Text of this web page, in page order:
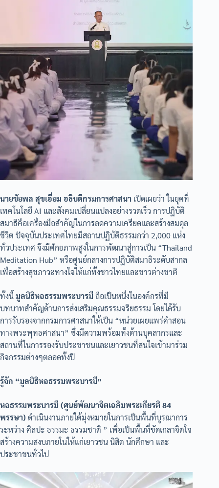
นายชัยพล สุขเอี่ยม อธิบดีกรมการศาสนา เปิดเผยว่า ในยุคที่
เทคโนโลยี AI และสังคมเปลี่ยนแปลงอย่างรวดเร็ว การปฏิบัติ
สมาธิคือเครื่องมือสำคัญในการลดความเครียดและสร้างสมดุล
ชีวิต ปัจจุบันประเทศไทยมีสถานปฏิบัติธรรมกว่า 2,000 แห่ง
ทั่วประเทศ จึงมีศักยภาพสูงในการพัฒนาสู่การเป็น “Thailand
Meditation Hub” หรือศูนย์กลางการปฏิบัติสมาธิระดับสากล
เพื่อสร้างสุขภาวะทางใจให้แก่ทั้งชาวไทยและชาวต่างชาติ
ทั้งนี้มูลนิธิหอธรรมพระบารมี ถือเป็นหนึ่งในองค์กรที่มี
บทบาทสำคัญด้านการส่งเสริมคุณธรรมจริยธรรม โดยได้รับ
การรับรองจากกรมการศาสนาให้เป็น “หน่วยเผยแพร่คำสอน
ทางพระพุทธศาสนา” ซึ่งมีความพร้อมทั้งด้านบุคลากรและ
สถานที่ในการรองรับประชาชนและเยาวชนที่สนใจเข้ามาร่วม
กิจกรรมต่างๆตลอดทั้งปี
รู้จัก “มูลนิธิหอธรรมพระบารมี”
หอธรรมพระบารมี (ศูนย์พัฒนาจิตเฉลิมพระเกียรติ 84
พรรษา) ดำเนินงานภายใต้มุ่งหมายในการเป็นพื้นที่บูรณาการ
ระหว่าง ศิลปะ ธรรมะ ธรรมชาติ ” เพื่อเป็นพื้นที่ขัดเกลาจิตใจ
สร้างความสงบภายในให้แก่เยาวชน นิสิต นักศึกษา และ
ประชาชนทั่วไป